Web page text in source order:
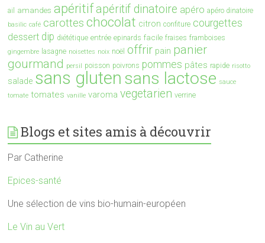
ail amandes apéritifapéritif dinatoire apéro apéro dinatoire
basilic café carottes chocolat citron confiture courgettes
dessert dip diététique entrée epinards facile fraises framboises
gingembre lasagne noisettes noix noël offrir pain panier
gourmand persil poisson poivrons pommes pâtes rapide risotto
salade sans gluten sans lactose sauce
tomate tomates vanille varoma vegetarien verrine
Blogs et sites amis à découvrir
Par Catherine
Epices-santé
Une sélection de vins bio-humain-européen
Le Vin au Vert